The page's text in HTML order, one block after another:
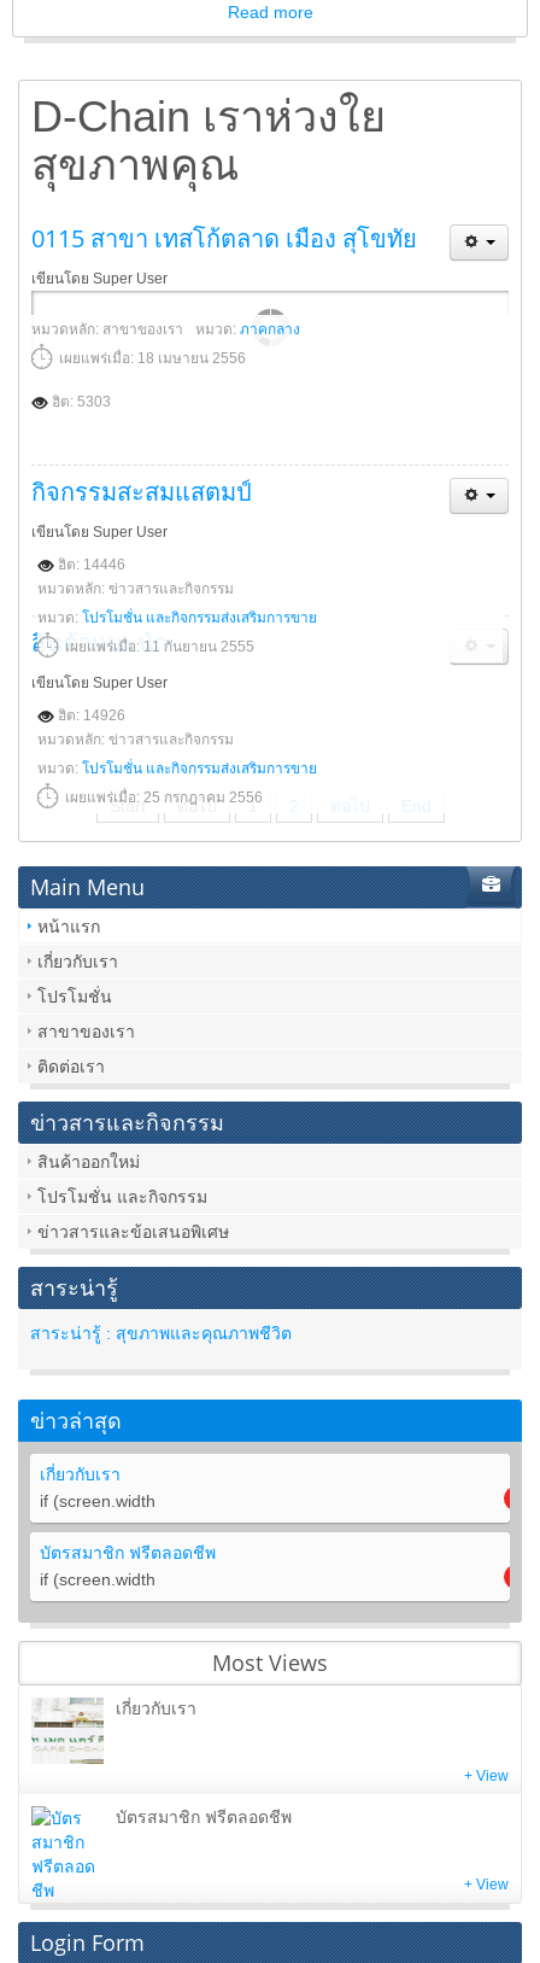
Read more
D-Chain เราห่วงใย
สุขภาพคุณ
0115 สาขา เทสโก้ตลาด เมือง สุโขทัย
เขียนโดย Super User
หมวดหลัก: สาขาของเรา หมวด: ภาคกลาง
เผยแพร่เมื่อ: 18 เมษายน 2556
ฮิต: 5303
กิจกรรมสะสมแสตมป์
เขียนโดย Super User
หมวดหลัก: ข่าวสารและกิจกรรม
หมวด: โปรโมชั่น และกิจกรรมส่งเสริมการขาย
เผยแพร่เมื่อ: 11 กันยายน 2555
ฮิต: 14446
สินค้าแนะนำ
เขียนโดย Super User
หมวดหลัก: ข่าวสารและกิจกรรม
หมวด: โปรโมชั่น และกิจกรรมส่งเสริมการขาย
เผยแพร่เมื่อ: 25 กรกฎาคม 2556
ฮิต: 14926
Start ต่อไป 1 2 ต่อไป End
Main Menu
หน้าแรก
เกี่ยวกับเรา
โปรโมชั่น
สาขาของเรา
ติดต่อเรา
ข่าวสารและกิจกรรม
สินค้าออกใหม่
โปรโมชั่น และกิจกรรม
ข่าวสารและข้อเสนอพิเศษ
สาระน่ารู้
สาระน่ารู้ : สุขภาพและคุณภาพชีวิต
ข่าวล่าสุด
เกี่ยวกับเรา
if (screen.width
บัตรสมาชิก ฟรีตลอดชีพ
if (screen.width
Most Views
เกี่ยวกับเรา
+ View
บัตรสมาชิก ฟรีตลอดชีพ
+ View
Login Form